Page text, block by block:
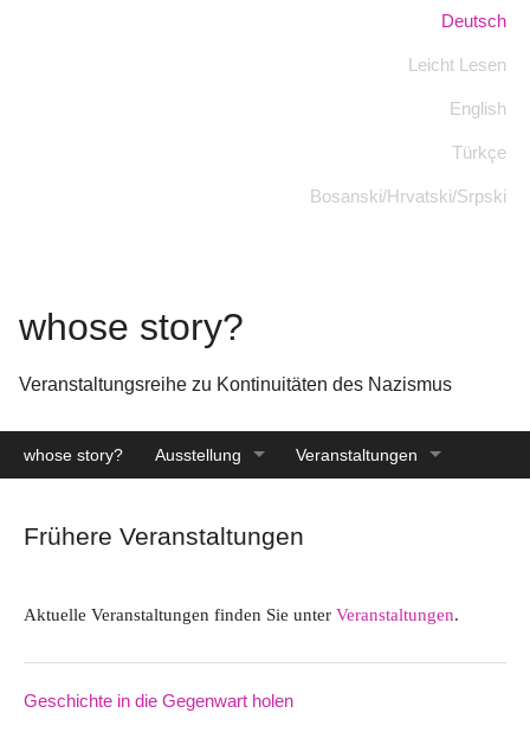
Deutsch
Leicht Lesen
English
Türkçe
Bosanski/Hrvatski/Srpski
whose story?
Veranstaltungsreihe zu Kontinuitäten des Nazismus
whose story? Ausstellung Veranstaltungen
Frühere Veranstaltungen
Aktuelle Veranstaltungen finden Sie unter Veranstaltungen.
Geschichte in die Gegenwart holen